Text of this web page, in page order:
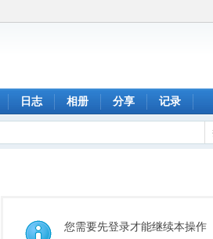
日志 相册 分享 记录
您需要先登录才能继续本操作